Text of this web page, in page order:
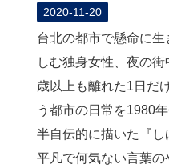
2020-11-20
台北の都市で懸命に
しむ独身女性、夜の
歳以上も離れた1日だ
う都市の日常を1980
半自伝的に描いた『
平凡で何気ない言葉